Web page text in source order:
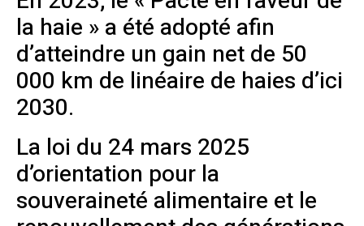
la haie » a été adopté afin
d’atteindre un gain net de 50
000 km de linéaire de haies d’ici
2030.
La loi du 24 mars 2025
d’orientation pour la
souveraineté alimentaire et le